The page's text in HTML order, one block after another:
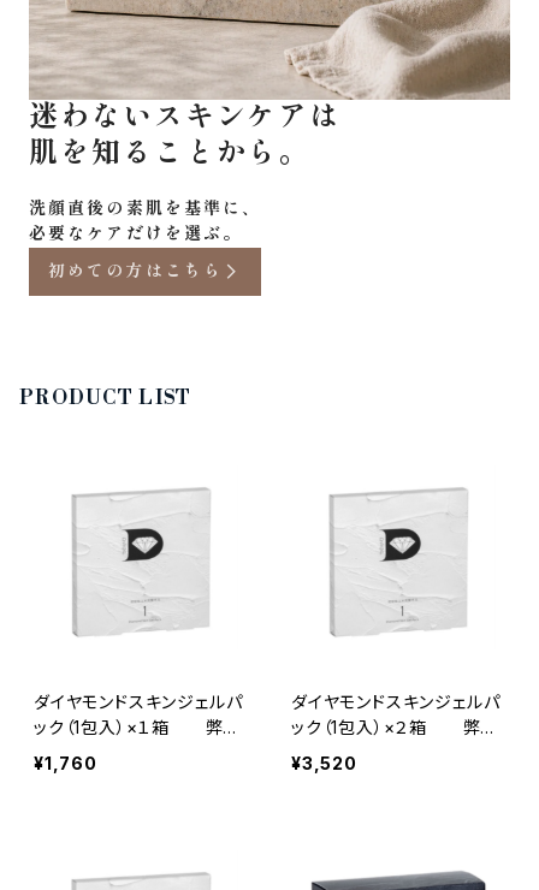
迷わないスキンケアは
洗顔直後の素肌を基準に、
初めての方はこちら
PRODUCT LIST
ダイヤモンドスキンジェルパ
ック（1包入）×１箱 弊社
オリジナル｜琉球粘土×炭
酸ガスパック
¥1,760
ダイヤモンドスキンジェルパ
ック（1包入）×２箱 弊社
オリジナル｜琉球粘土×炭
酸ガスパック
¥3,520